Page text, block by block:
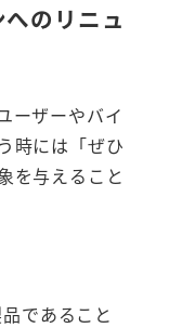
のリニュ
ーザーやバイ
時には「ぜひ
を与えること
であること